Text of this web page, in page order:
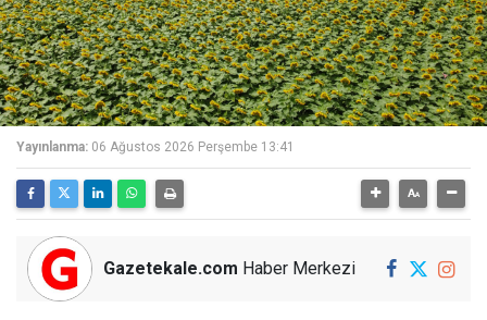
Yayınlanma: 06 Ağustos 2026 Perşembe 13:41
Gazetekale.com Haber Merkezi